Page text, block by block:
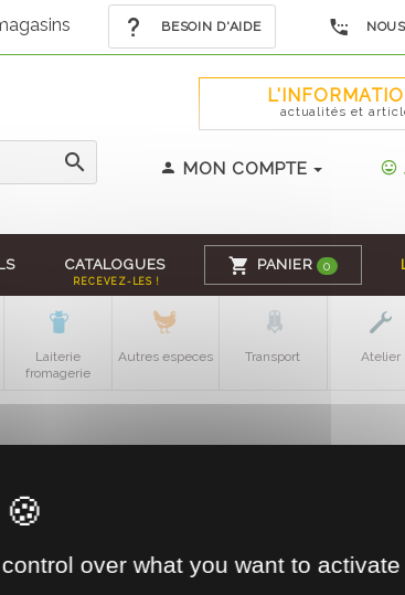
BESOIN D'AIDE
actualités et
MON COMPTE
CATALOGUES
RECEVEZ-LES !
PANIER 0
Laiterie
fromagerie
Autres especes Transport Atelier
pas ou plus.
over what you want to activate